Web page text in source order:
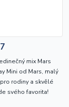
mix Mars
Mini od Mars, malý
rodiny a skvělé
svého favorita!